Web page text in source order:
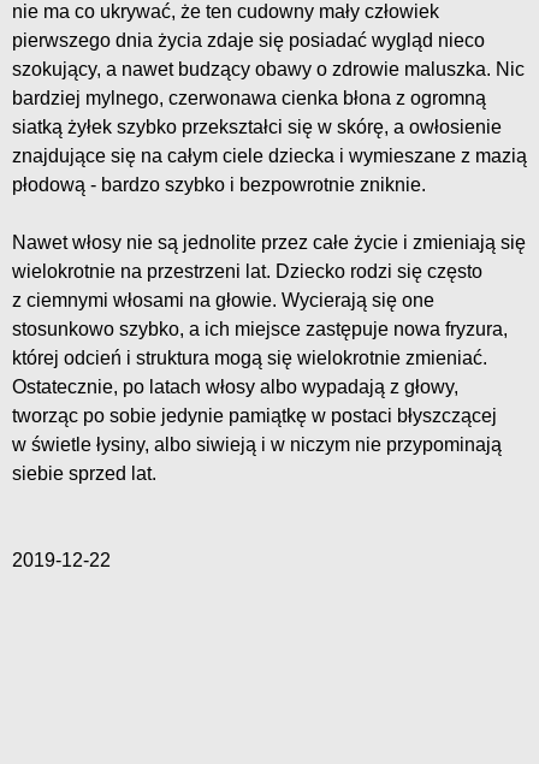
nie ma co ukrywać, że ten cudowny mały człowiek
pierwszego dnia życia zdaje się posiadać wygląd nieco
szokujący, a nawet budzący obawy o zdrowie maluszka. Nic
bardziej mylnego, czerwonawa cienka błona z ogromną
siatką żyłek szybko przekształci się w skórę, a owłosienie
znajdujące się na całym ciele dziecka i wymieszane z mazią
płodową - bardzo szybko i bezpowrotnie zniknie.
Nawet włosy nie są jednolite przez całe życie i zmieniają się
wielokrotnie na przestrzeni lat. Dziecko rodzi się często
z ciemnymi włosami na głowie. Wycierają się one
stosunkowo szybko, a ich miejsce zastępuje nowa fryzura,
której odcień i struktura mogą się wielokrotnie zmieniać.
Ostatecznie, po latach włosy albo wypadają z głowy,
tworząc po sobie jedynie pamiątkę w postaci błyszczącej
w świetle łysiny, albo siwieją i w niczym nie przypominają
siebie sprzed lat.
2019-12-22